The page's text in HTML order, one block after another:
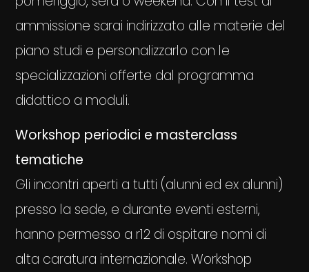
ammissione sarai indirizzato alle materie del
piano studi e personalizzarlo con le
specializzazioni offerte dal programma
didattico a moduli.
Workshop periodici e masterclass
tematiche
Gli incontri aperti a tutti (alunni ed ex alunni)
presso la sede, e durante eventi esterni,
hanno permesso a r12 di ospitare nomi di
alta caratura internazionale. Workshop